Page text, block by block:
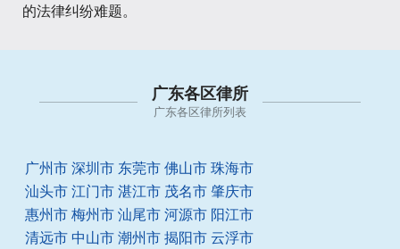
的法律纠纷难题。
广东各区律所
广东各区律所列表
广州市 深圳市 东莞市 佛山市 珠海市
汕头市 江门市 湛江市 茂名市 肇庆市
惠州市 梅州市 汕尾市 河源市 阳江市
清远市 中山市 潮州市 揭阳市 云浮市